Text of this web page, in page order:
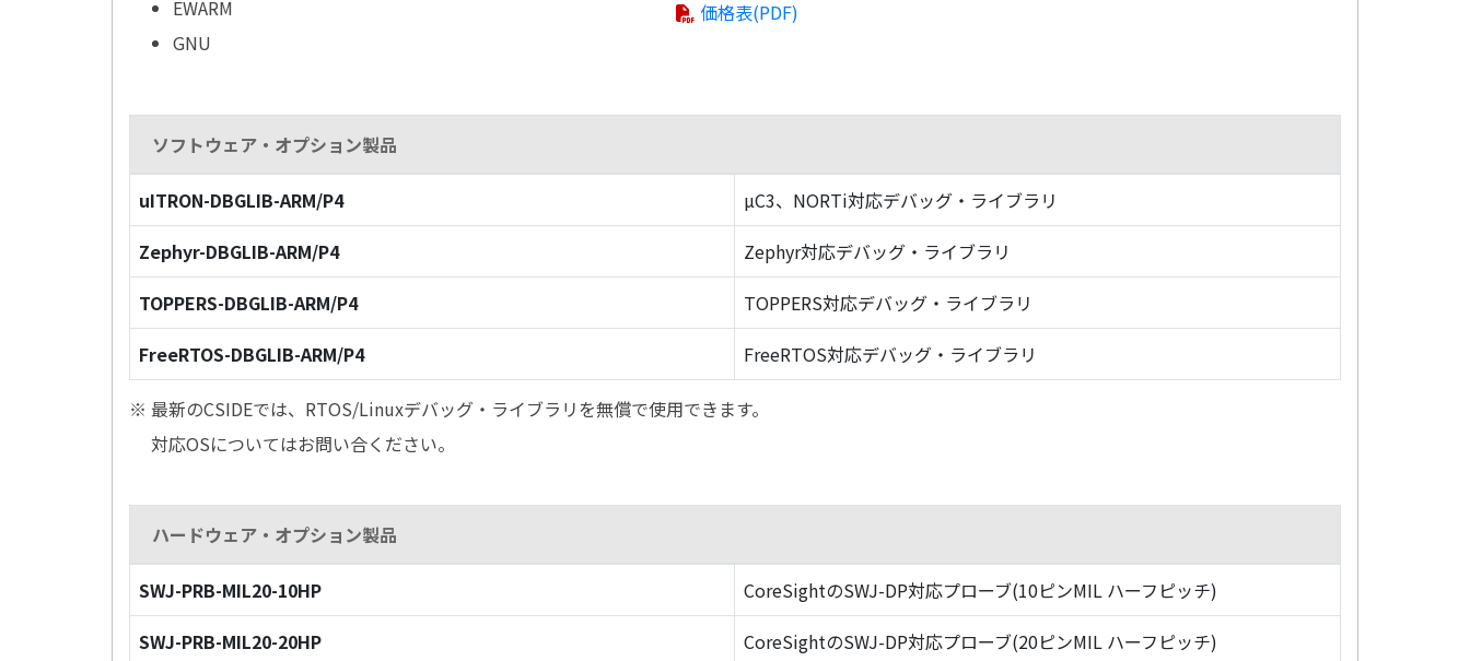
EWARM
GNU
価格表(PDF)
ソフトウェア・オプション製品
uITRON-DBGLIB-ARM/P4
µC3、NORTi対応デバッグ・ライブラリ
Zephyr-DBGLIB-ARM/P4
Zephyr対応デバッグ・ライブラリ
TOPPERS-DBGLIB-ARM/P4
TOPPERS対応デバッグ・ライブラリ
FreeRTOS-DBGLIB-ARM/P4
FreeRTOS対応デバッグ・ライブラリ
※ 最新のCSIDEでは、RTOS/Linuxデバッグ・ライブラリを無償で使用できます。
対応OSについてはお問い合ください。
ハードウェア・オプション製品
SWJ-PRB-MIL20-10HP
CoreSightのSWJ-DP対応プローブ(10ピンMIL ハーフピッチ)
SWJ-PRB-MIL20-20HP
CoreSightのSWJ-DP対応プローブ(20ピンMIL ハーフピッチ)